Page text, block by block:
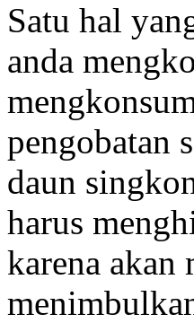
Satu hal
anda
pengobatan
daun
harus
karena akan